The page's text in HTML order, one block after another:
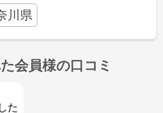
川県
会員様の口コミ
た